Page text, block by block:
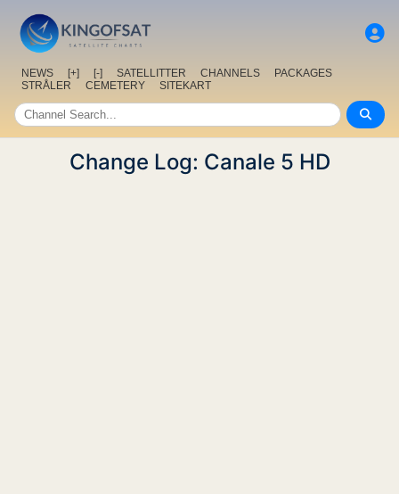
NEWS [+] [-] SATELLITTER CHANNELS
PACKAGES
STRÅLER
CEMETERY SITEKART
Change Log: Canale 5 HD